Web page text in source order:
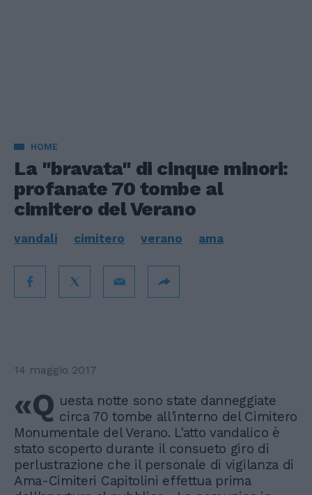
HOME
La "bravata" di cinque minori:
profanate 70 tombe al
cimitero del Verano
vandali cimitero verano ama
14 maggio 2017
«Q uesta notte sono state danneggiate
circa 70 tombe all'interno del Cimitero
Monumentale del Verano. L'atto vandalico è
stato scoperto durante il consueto giro di
perlustrazione che il personale di vigilanza di
Ama-Cimiteri Capitolini effettua prima